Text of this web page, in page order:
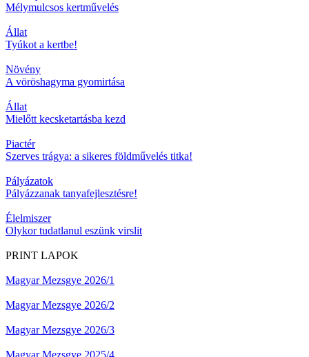
Mélymulcsos kertművelés
Állat
Tyúkot a kertbe!
Növény
A vöröshagyma gyomirtása
Állat
Mielőtt kecsketartásba kezd
Piactér
Szerves trágya: a sikeres földművelés titka!
Pályázatok
Pályázzanak tanyafejlesztésre!
Élelmiszer
Olykor tudatlanul eszünk virslit
PRINT LAPOK
Magyar Mezsgye 2026/1
Magyar Mezsgye 2026/2
Magyar Mezsgye 2026/3
Magyar Mezsgye 2025/4